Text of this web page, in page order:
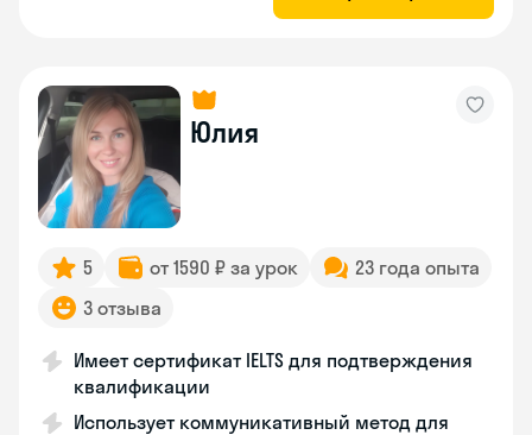
Юлия
5 от 1590 ₽ за урок
23 года опыта
3 отзыва
Имеет сертификат IELTS для подтверждения
квалификации
Использует коммуникативный метод для